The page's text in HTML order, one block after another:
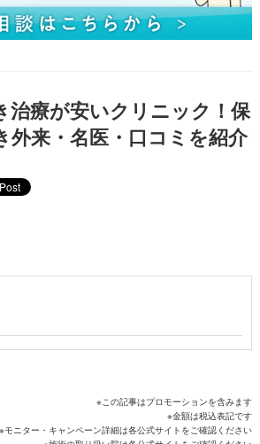
治療が安いクリニック！保
外来・名医・口コミを紹介
※この記事はプロモーションを含みます
※金額は税込表記です
※モニター・キャンペーン詳細は各公式サイトをご確認ください